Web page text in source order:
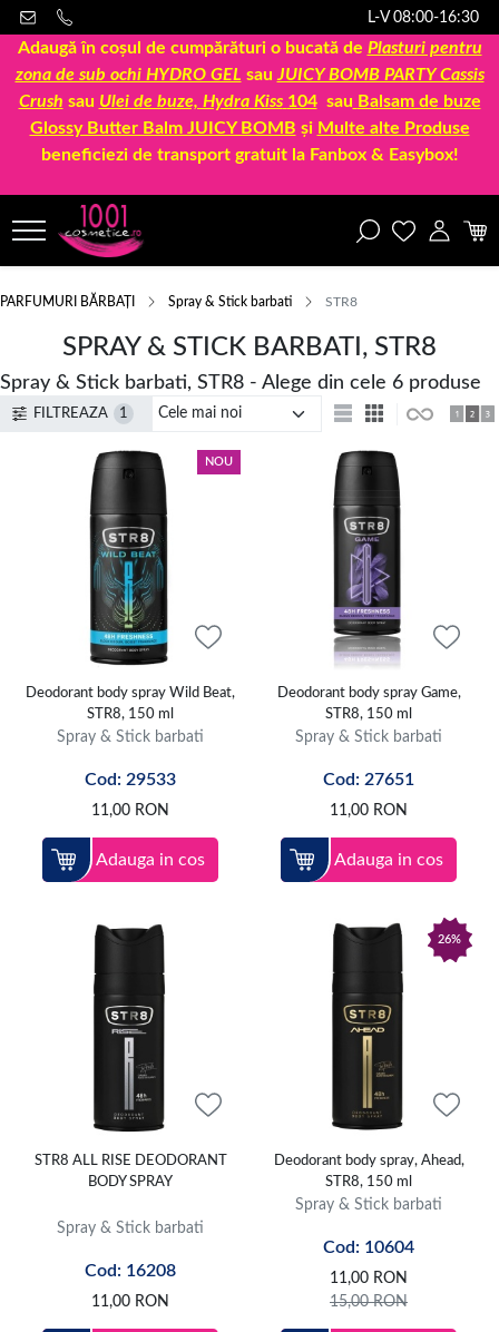
L-V 08:00-16:30
Adaugă în coșul de cumpărături o bucată de Plasturi pentru
zona de sub ochi HYDRO GEL sau JUICY BOMB PARTY Cassis
Crush sau Ulei de buze, Hydra Kiss 104sau Balsam de buze
Glossy Butter Balm JUICY BOMB și Multe alte Produse
beneficiezi de transport gratuit la Fanbox & Easybox!
PARFUMURI BĂRBAȚI Spray & Stick barbati STR8
SPRAY & STICK BARBATI, STR8
Spray & Stick barbati, STR8 - Alege din cele 6 produse
FILTREAZA 1
NOU
Deodorant body spray Wild Beat,
STR8, 150 ml
Spray & Stick barbati
Cod: 29533
11,00 RON
Adauga in cos
Deodorant body spray Game,
STR8, 150 ml
Spray & Stick barbati
Cod: 27651
11,00 RON
Adauga in cos
STR8 ALL RISE DEODORANT
BODY SPRAY
Spray & Stick barbati
Cod: 16208
11,00 RON
26%
Deodorant body spray, Ahead,
STR8, 150 ml
Spray & Stick barbati
Cod: 10604
11,00 RON
15,00RON